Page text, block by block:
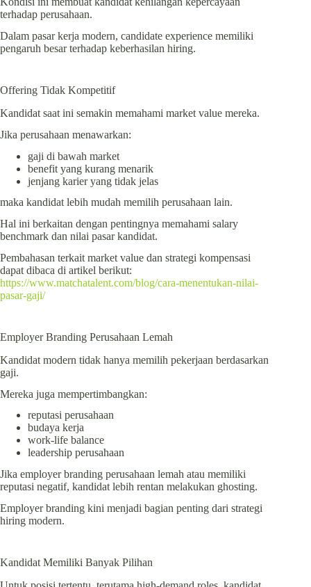
terhadap perusahaan.
Dalam pasar kerja modern, candidate experience memiliki
pengaruh besar terhadap keberhasilan hiring.
Offering Tidak Kompetitif
Kandidat saat ini semakin memahami market value mereka.
Jika perusahaan menawarkan:
gaji di bawah market
benefit yang kurang menarik
jenjang karier yang tidak jelas
maka kandidat lebih mudah memilih perusahaan lain.
Hal ini berkaitan dengan pentingnya memahami salary
benchmark dan nilai pasar kandidat.
Pembahasan terkait market value dan strategi kompensasi
dapat dibaca di artikel berikut:
https://www.matchatalent.com/blog/cara-menentukan-nilai-
pasar-gaji/
Employer Branding Perusahaan Lemah
Kandidat modern tidak hanya memilih pekerjaan berdasarkan
gaji.
Mereka juga mempertimbangkan:
reputasi perusahaan
budaya kerja
work-life balance
leadership perusahaan
Jika employer branding perusahaan lemah atau memiliki
reputasi negatif, kandidat lebih rentan melakukan ghosting.
Employer branding kini menjadi bagian penting dari strategi
hiring modern.
Kandidat Memiliki Banyak Pilihan